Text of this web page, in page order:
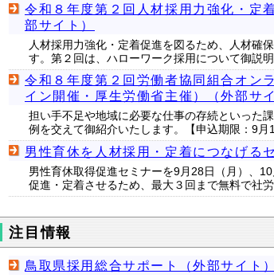
令和８年度第２回人材採用力強化・定
部サイト）
人材採用力強化・定着促進を図るため、人材確
す。第２回は、ハローワーク採用について御説
令和８年度第２回労働者協同組合オン
イン開催・厚生労働省主催）（外部サイ
担い手不足や地域に必要な仕事の存続といった
例を交えて御紹介いたします。【申込期限：9月
男性育休を人材採用・定着につなげる
男性育休取得促進セミナーを9月28日（月）、
促進・定着させるため、最大３回まで無料で社
注目情報
鳥取県採用総合サポート（外部サイト）